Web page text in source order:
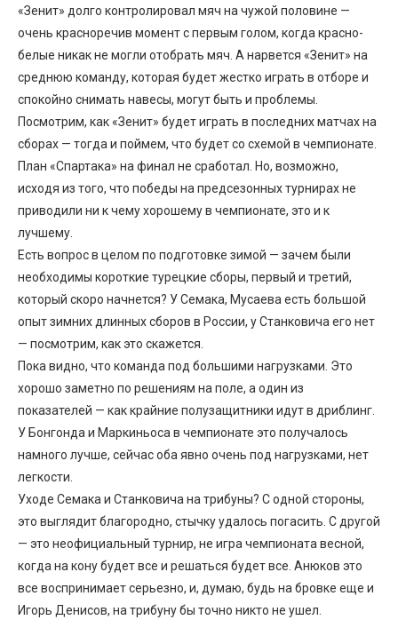
«Зенит» долго контролировал мяч на чужой половине —
очень красноречив момент с первым голом, когда красно-
белые никак не могли отобрать мяч. А нарвется «Зенит» на
среднюю команду, которая будет жестко играть в отборе и
спокойно снимать навесы, могут быть и проблемы.
Посмотрим, как «Зенит» будет играть в последних матчах на
сборах — тогда и поймем, что будет со схемой в чемпионате.
План «Спартака» на финал не сработал. Но, возможно,
исходя из того, что победы на предсезонных турнирах не
приводили ни к чему хорошему в чемпионате, это и к
лучшему.
Есть вопрос в целом по подготовке зимой — зачем были
необходимы короткие турецкие сборы, первый и третий,
который скоро начнется? У Семака, Мусаева есть большой
опыт зимних длинных сборов в России, у Станковича его нет
— посмотрим, как это скажется.
Пока видно, что команда под большими нагрузками. Это
хорошо заметно по решениям на поле, а один из
показателей — как крайние полузащитники идут в дриблинг.
У Бонгонда и Маркиньоса в чемпионате это получалось
намного лучше, сейчас оба явно очень под нагрузками, нет
легкости.
Уходе Семака и Станковича на трибуны? С одной стороны,
это выглядит благородно, стычку удалось погасить. С другой
— это неофициальный турнир, не игра чемпионата весной,
когда на кону будет все и решаться будет все. Анюков это
все воспринимает серьезно, и, думаю, будь на бровке еще и
Игорь Денисов, на трибуну бы точно никто не ушел.